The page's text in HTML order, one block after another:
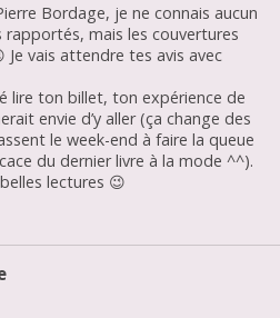
Bordage, je ne connais aucun
rapportés, mais les couvertures
Je vais attendre tes avis avec
lire ton billet, ton expérience de
envie d’y aller (ça change des
le week-end à faire la queue
du dernier livre à la mode ^^).
lectures 😉